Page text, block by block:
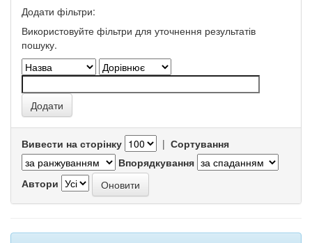
Додати фільтри:
Використовуйте фільтри для уточнення результатів
пошуку.
Вивести на сторінку | Сортування
Впорядкування
Автори